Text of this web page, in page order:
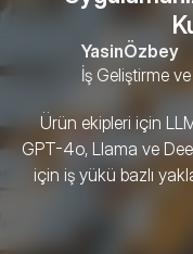
YasinÖzbey
İş Geliştirme
GPT-4o, Llama ve
için iş yükü bazlı